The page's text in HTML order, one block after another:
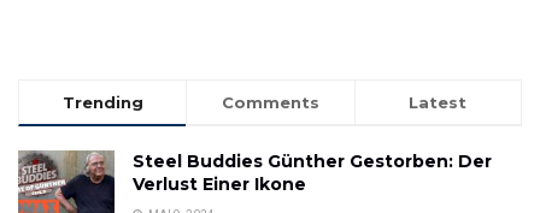
Trending Comments Latest
Steel Buddies Günther Gestorben: Der
Verlust Einer Ikone